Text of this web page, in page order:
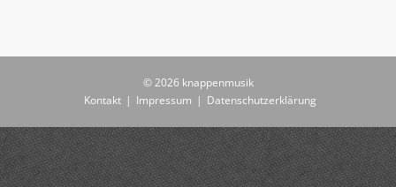
© 2026 knappenmusik
Kontakt | Impressum | Datenschutzerklärung